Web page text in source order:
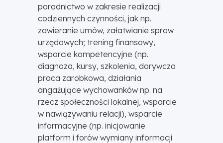
poradnictwo w zakresie realizacji
codziennych czynności, jak np.
zawieranie umów, załatwianie spraw
urzędowych; trening finansowy,
wsparcie kompetencyjne (np.
diagnoza, kursy, szkolenia, dorywcza
praca zarobkowa, działania
angażujące wychowanków np. na
rzecz społeczności lokalnej, wsparcie
w nawiązywaniu relacji), wsparcie
informacyjne (np. inicjowanie
platform i forów wymiany informacji